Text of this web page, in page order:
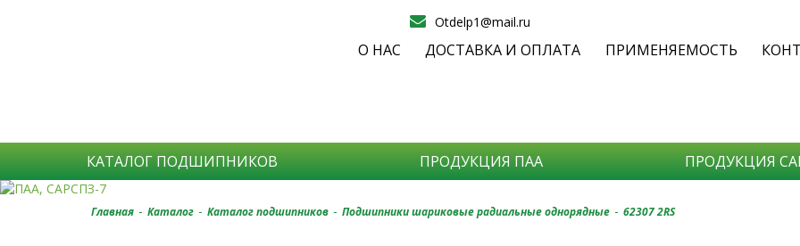
Otdelp1@mail.ru
О НАС ДОСТАВКА И ОПЛАТА ПРИМЕНЯЕМОСТЬ
КАТАЛОГ ПОДШИПНИКОВ ПРОДУКЦИЯ ПАА ПРОДУКЦИЯ
Главная - Каталог - Каталог подшипников - Подшипники шариковые радиальные однорядные - 62307 2RS